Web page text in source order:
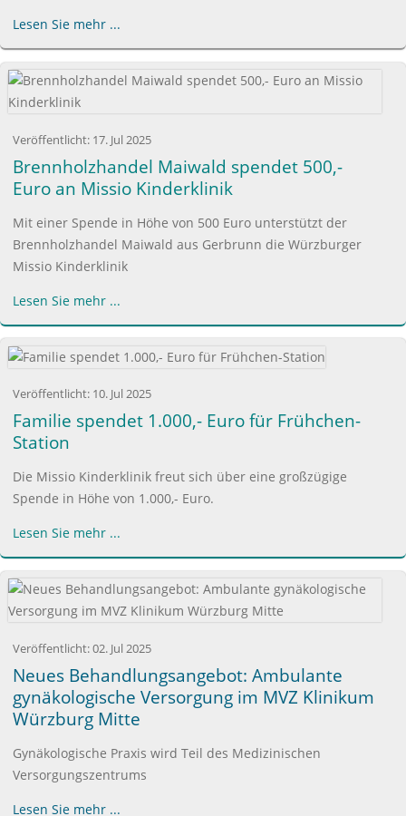
Lesen Sie mehr ...
Veröffentlicht: 17. Jul 2025
Brennholzhandel Maiwald spendet 500,-
Euro an Missio Kinderklinik
Mit einer Spende in Höhe von 500 Euro unterstützt der
Brennholzhandel Maiwald aus Gerbrunn die Würzburger
Missio Kinderklinik
Lesen Sie mehr ...
Veröffentlicht: 10. Jul 2025
Familie spendet 1.000,- Euro für Frühchen-
Station
Die Missio Kinderklinik freut sich über eine großzügige
Spende in Höhe von 1.000,- Euro.
Lesen Sie mehr ...
Veröffentlicht:02. Jul 2025
Neues Behandlungsangebot: Ambulante
gynäkologische Versorgung im MVZ Klinikum
Würzburg Mitte
Gynäkologische Praxis wird Teil des Medizinischen
Versorgungszentrums
Lesen Sie mehr ...